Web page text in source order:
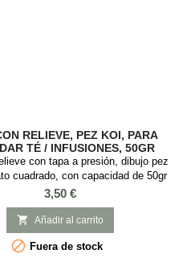
RELIEVE, PEZ KOI, PARA
TÉ / INFUSIONES, 50GR
con tapa a presión, dibujo pez
cuadrado, con capacidad de 50gr
el té o infusiones. Esta lata es
té o infusiones, es cuadrada con
y con Medidas: 5,5 x 5,5 x 8,5
cm.
Precio
3,50 €
 Añadir al carrito
 Fuera de stock